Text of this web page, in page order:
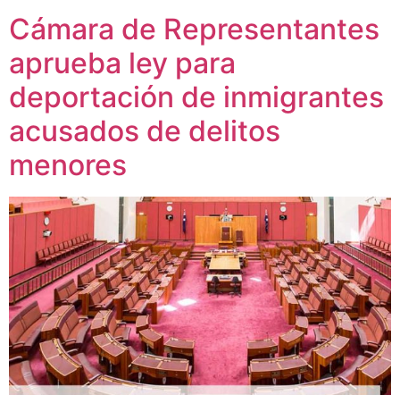
Cámara de Representantes
aprueba ley para
deportación de inmigrantes
acusados de delitos
menores